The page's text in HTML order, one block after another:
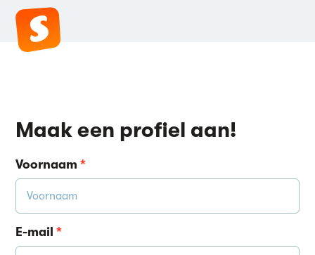
Maak een profiel aan!
Voornaam*
E-mail*